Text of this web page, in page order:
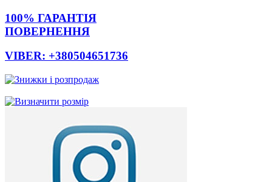
100% ГАРАНТІЯ
ПОВЕРНЕННЯ
VIBER: +380504651736